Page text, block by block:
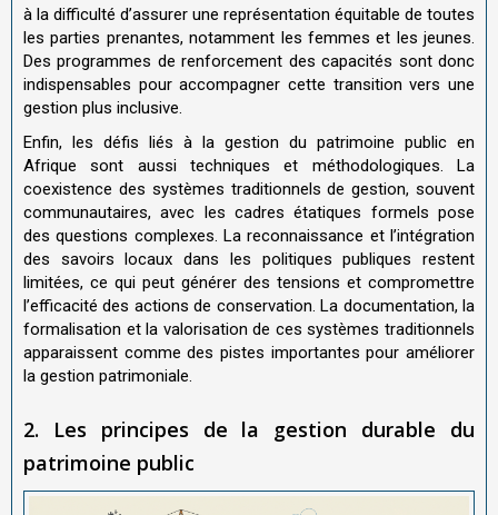
à la difficulté d’assurer une représentation équitable de toutes
les parties prenantes, notamment les femmes et les jeunes.
Des programmes de renforcement des capacités sont donc
indispensables pour accompagner cette transition vers une
gestion plus inclusive.
Enfin, les défis liés à la gestion du patrimoine public en
Afrique sont aussi techniques et méthodologiques. La
coexistence des systèmes traditionnels de gestion, souvent
communautaires, avec les cadres étatiques formels pose
des questions complexes. La reconnaissance et l’intégration
des savoirs locaux dans les politiques publiques restent
limitées, ce qui peut générer des tensions et compromettre
l’efficacité des actions de conservation. La documentation, la
formalisation et la valorisation de ces systèmes traditionnels
apparaissent comme des pistes importantes pour améliorer
la gestion patrimoniale.
2. Les principes de la gestion durable du
patrimoine public